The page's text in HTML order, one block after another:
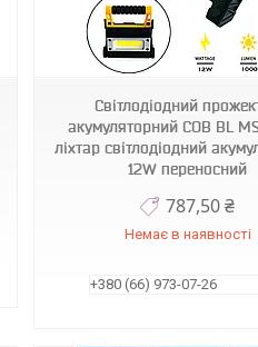
Світлодіодний
акумуляторний COB BL
ліхтар світлодіодний
12W переносний
787,50 ₴
Немає в наявності
+380 (66) 973-07-26